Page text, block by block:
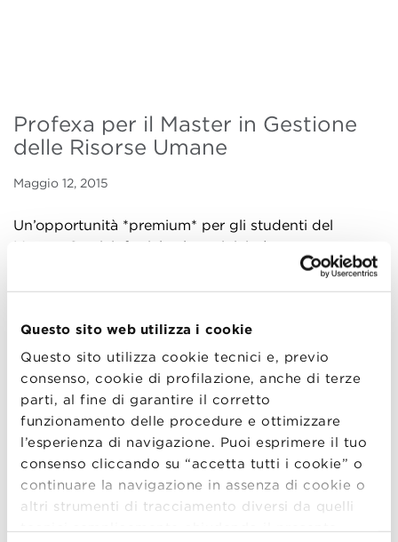
Questo sito web utilizza i cookie
Questo sito utilizza cookie tecnici e, previo
consenso, cookie di profilazione, anche di terze
parti, al fine di garantire il corretto
funzionamento delle procedure e ottimizzare
l’esperienza di navigazione. Puoi esprimere il tuo
consenso cliccando su “accetta tutti i cookie” o
continuare la navigazione in assenza di cookie o
altri strumenti di tracciamento diversi da quelli
tecnici semplicemente chiudendo il presente
Profexa per il Master in Gestione
delle Risorse Umane
Maggio 12, 2015
Un’opportunità *premium* per gli studenti del
Master. Oggi, infatti, la classe inizierà un progetto
formativo guidato da Cristina Cocchi e Raffaele
Ferragina diProfexa, società di consulenza nel
focalizzato sugli strumenti per l’HR. Lezioni
interattive, laboratori, simulazioni e case studies
impegneranno gli studenti nel corso, al termine del
quale riceveranno un attestato di frequenza
certificato.